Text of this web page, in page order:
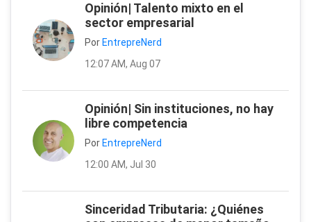
Opinión| Talento mixto en el
sector empresarial
Por EntrepreNerd
12:07 AM, Aug 07
Opinión| Sin instituciones, no hay
libre competencia
Por EntrepreNerd
12:00 AM, Jul 30
Sinceridad Tributaria: ¿Quiénes